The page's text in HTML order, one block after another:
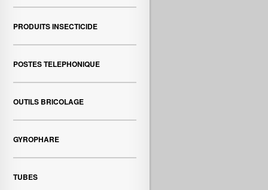
PRODUITS INSECTICIDE
POSTES TELEPHONIQUE
OUTILS BRICOLAGE
GYROPHARE
TUBES